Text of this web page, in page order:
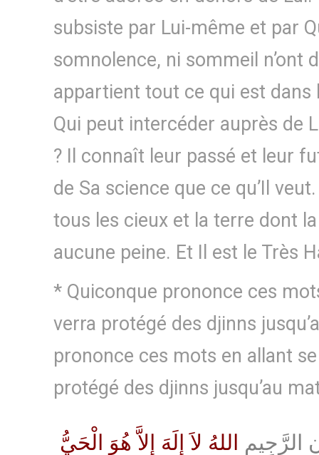
subsiste par Lui-même et par
somnolence, ni sommeil n’ont
appartient tout ce qui est dans
Qui peut intercéder auprès de
? Il connaît leur passé et leur
de Sa science que ce qu’Il
tous les cieux et la terre dont
aucune peine. Et Il est le Très
* Quiconque prononce ces
verra protégé des djinns
prononce ces mots en allant
protégé des djinns jusqu’au
الرَّجِيمِ اللهُ لاَ إِلَهَ إِلاَّ هُوَ الْحَيُّ